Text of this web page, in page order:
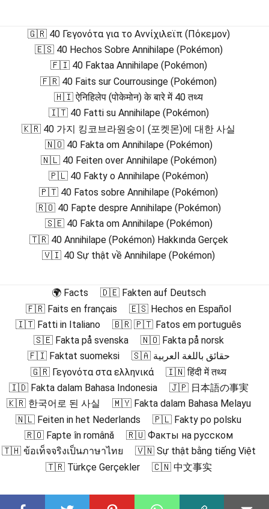
🇬🇷 40 Γεγονότα για το Αννίχιλεϊπ (Πόκεμον)
🇪🇸 40 Hechos Sobre Annihilape (Pokémon)
🇫🇮 40 Faktaa Annihilape (Pokémon)
🇫🇷 40 Faits sur Courrousinge (Pokémon)
🇭🇮 ऐनिहिलेप (पोकेमोन) के बारे में 40 तथ्य
🇮🇹 40 Fatti su Annihilape (Pokémon)
🇰🇷 40 가지 킹코브라원숭이 (포켓몬)에 대한 사실
🇳🇴 40 Fakta om Annihilape (Pokémon)
🇳🇱 40 Feiten over Annihilape (Pokémon)
🇵🇱 40 Fakty o Annihilape (Pokémon)
🇵🇹 40 Fatos sobre Annihilape (Pokémon)
🇷🇴 40 Fapte despre Annihilape (Pokémon)
🇸🇪 40 Fakta om Annihilape (Pokémon)
🇹🇷 40 Annihilape (Pokémon) Hakkında Gerçek
🇻🇮 40 Sự thật về Annihilape (Pokémon)
🌍 Facts
🇩🇪 Fakten auf Deutsch
🇫🇷 Faits en français
🇪🇸 Hechos en Español
🇮🇹 Fatti in Italiano
🇧🇷 🇵🇹 Fatos em português
🇸🇪 Fakta på svenska
🇳🇴 Fakta på norsk
🇫🇮 Faktat suomeksi
🇸🇦 حقائق باللغة العربية
🇬🇷 Γεγονότα στα ελληνικά
🇮🇳 हिंदी में तथ्य
🇮🇩 Fakta dalam Bahasa Indonesia
🇯🇵 日本語の事実
🇰🇷 한국어로 된 사실
🇲🇾 Fakta dalam Bahasa Melayu
🇳🇱 Feiten in het Nederlands
🇵🇱 Fakty po polsku
🇷🇴 Fapte în română
🇷🇺 Факты на русском
🇹🇭 ข้อเท็จจริงเป็นภาษาไทย
🇻🇳 Sự thật bằng tiếng Việt
🇹🇷 Türkçe Gerçekler
🇨🇳 中文事实